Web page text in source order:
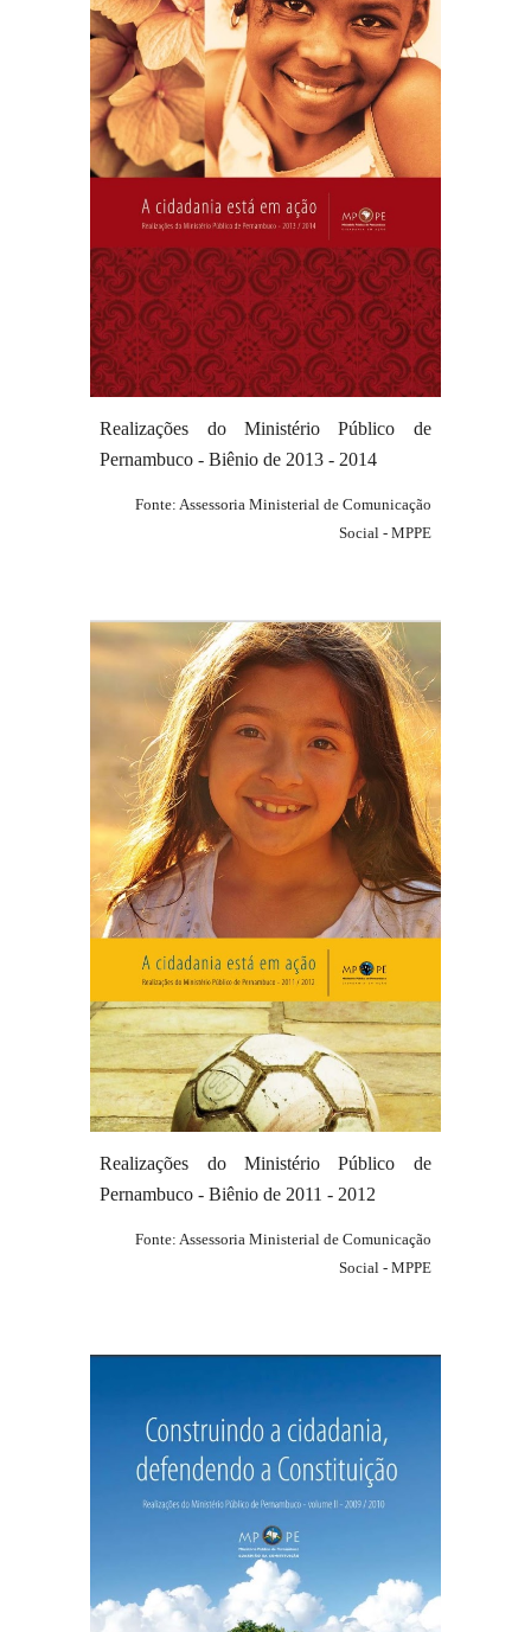
Realizações do Ministério Público de
Pernambuco - Biênio de 2013 - 2014
Fonte: Assessoria Ministerial de Comunicação
Social - MPPE
Realizações do Ministério Público de
Pernambuco - Biênio de 2011 - 201 2
Fonte: Assessoria Ministerial de Comunicação
Social - MPPE